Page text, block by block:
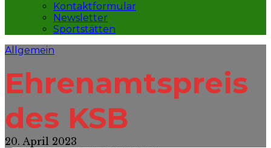
Kontaktformular
Newsletter
Sportstätten
Allgemein
Ehrenamtspreis
des KSB
20. April 2023